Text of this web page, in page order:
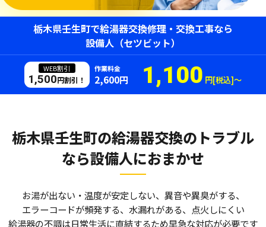
栃木県壬生町で給湯器交換修理・交換工事なら
設備人（セツビット）
WEB割引
1,500円割引！
作業料金
2,600円 1,100 円[税込]〜
栃木県壬生町の給湯器交換のトラブル
なら設備人におまかせ
お湯が出ない・温度が安定しない、異音や異臭がする、
エラーコードが頻発する、水漏れがある、点火しにくい――
給湯器の不調は日常生活に直結するため早急な対応が必要です